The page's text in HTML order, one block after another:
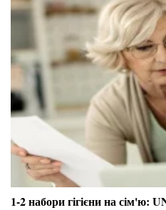
1-2 набори гігієни на сім'ю: